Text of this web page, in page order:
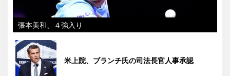
張本美和、４強入り
米上院、ブランチ氏の司法長官人事承認